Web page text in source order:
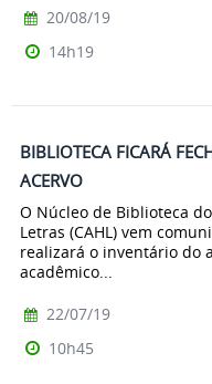
20/08/19
14h19
BIBLIOTECA FICARÁ
ACERVO
O Núcleo de Biblioteca
Letras (CAHL) vem
realizará o inventário do
acadêmico...
22/07/19
10h45